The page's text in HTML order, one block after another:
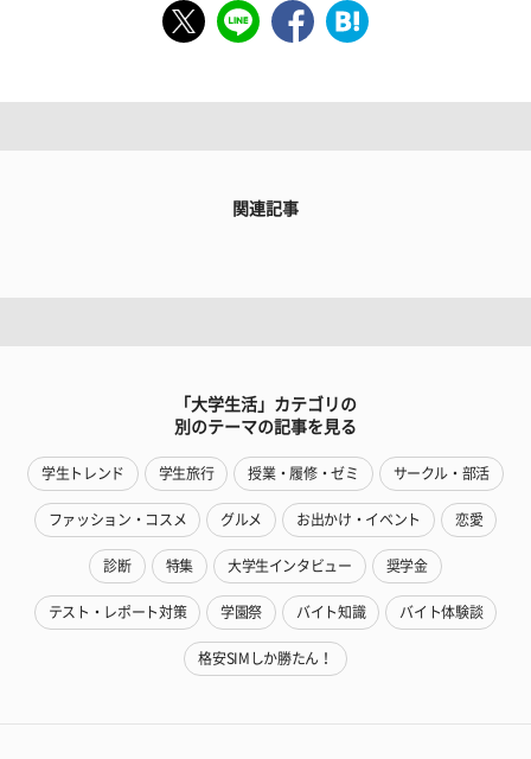
関連記事
「大学生活」カテゴリの
別のテーマの記事を見る
学生トレンド 学生旅行 授業・履修・ゼミ サークル・部活
ファッション・コスメ グルメ お出かけ・イベント 恋愛
診断 特集 大学生インタビュー 奨学金
テスト・レポート対策 学園祭 バイト知識 バイト体験談
格安SIMしか勝たん！